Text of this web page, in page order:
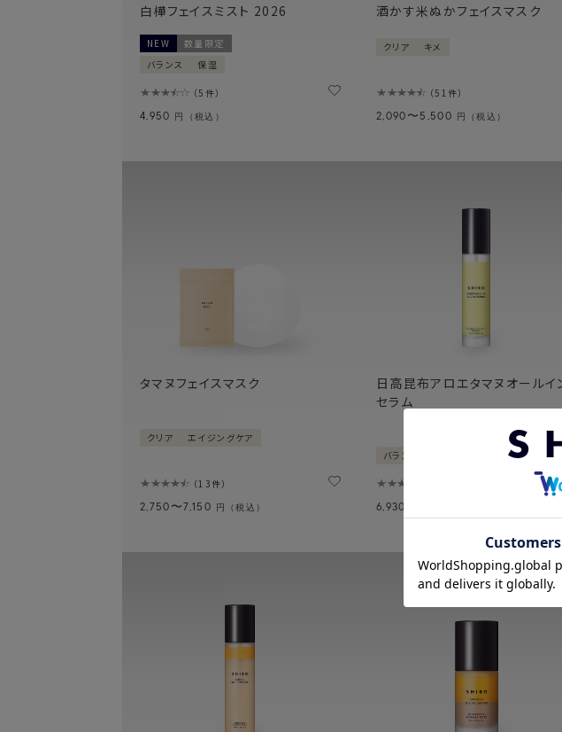
白樺フェイスミスト 2026
NEW
数量限定
バランス
保湿
5件
4,950 円（税込）
酒かす米ぬかフェイスマスク
クリア キメ
51件
2,090〜5,500 円（税込）
タマヌフェイスマスク
クリア エイジングケア
13件
2,750〜7,150 円（税込）
日高昆布アロエタマヌオールイ
セラム
バランス
6,930